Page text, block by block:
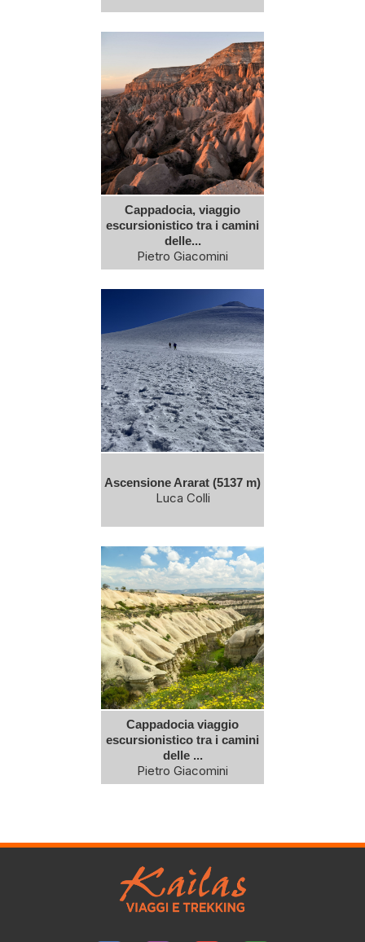
Cappadocia, viaggio
escursionistico tra i camini
delle...
Pietro Giacomini
Ascensione Ararat (5137 m)
Luca Colli
Cappadocia viaggio
escursionistico tra i camini
delle ...
Pietro Giacomini